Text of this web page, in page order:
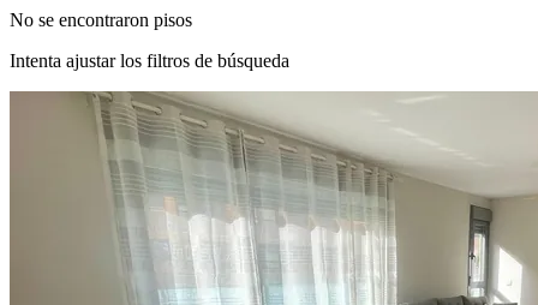
No se encontraron pisos
Intenta ajustar los filtros de búsqueda